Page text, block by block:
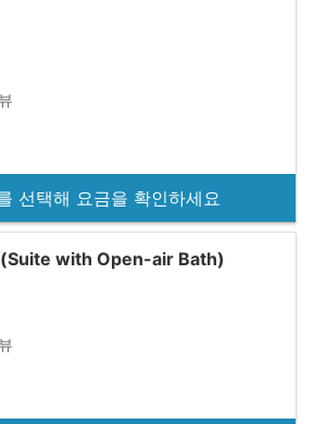
선택해 요금을 확인하세요
(Suite with Open-air Bath)